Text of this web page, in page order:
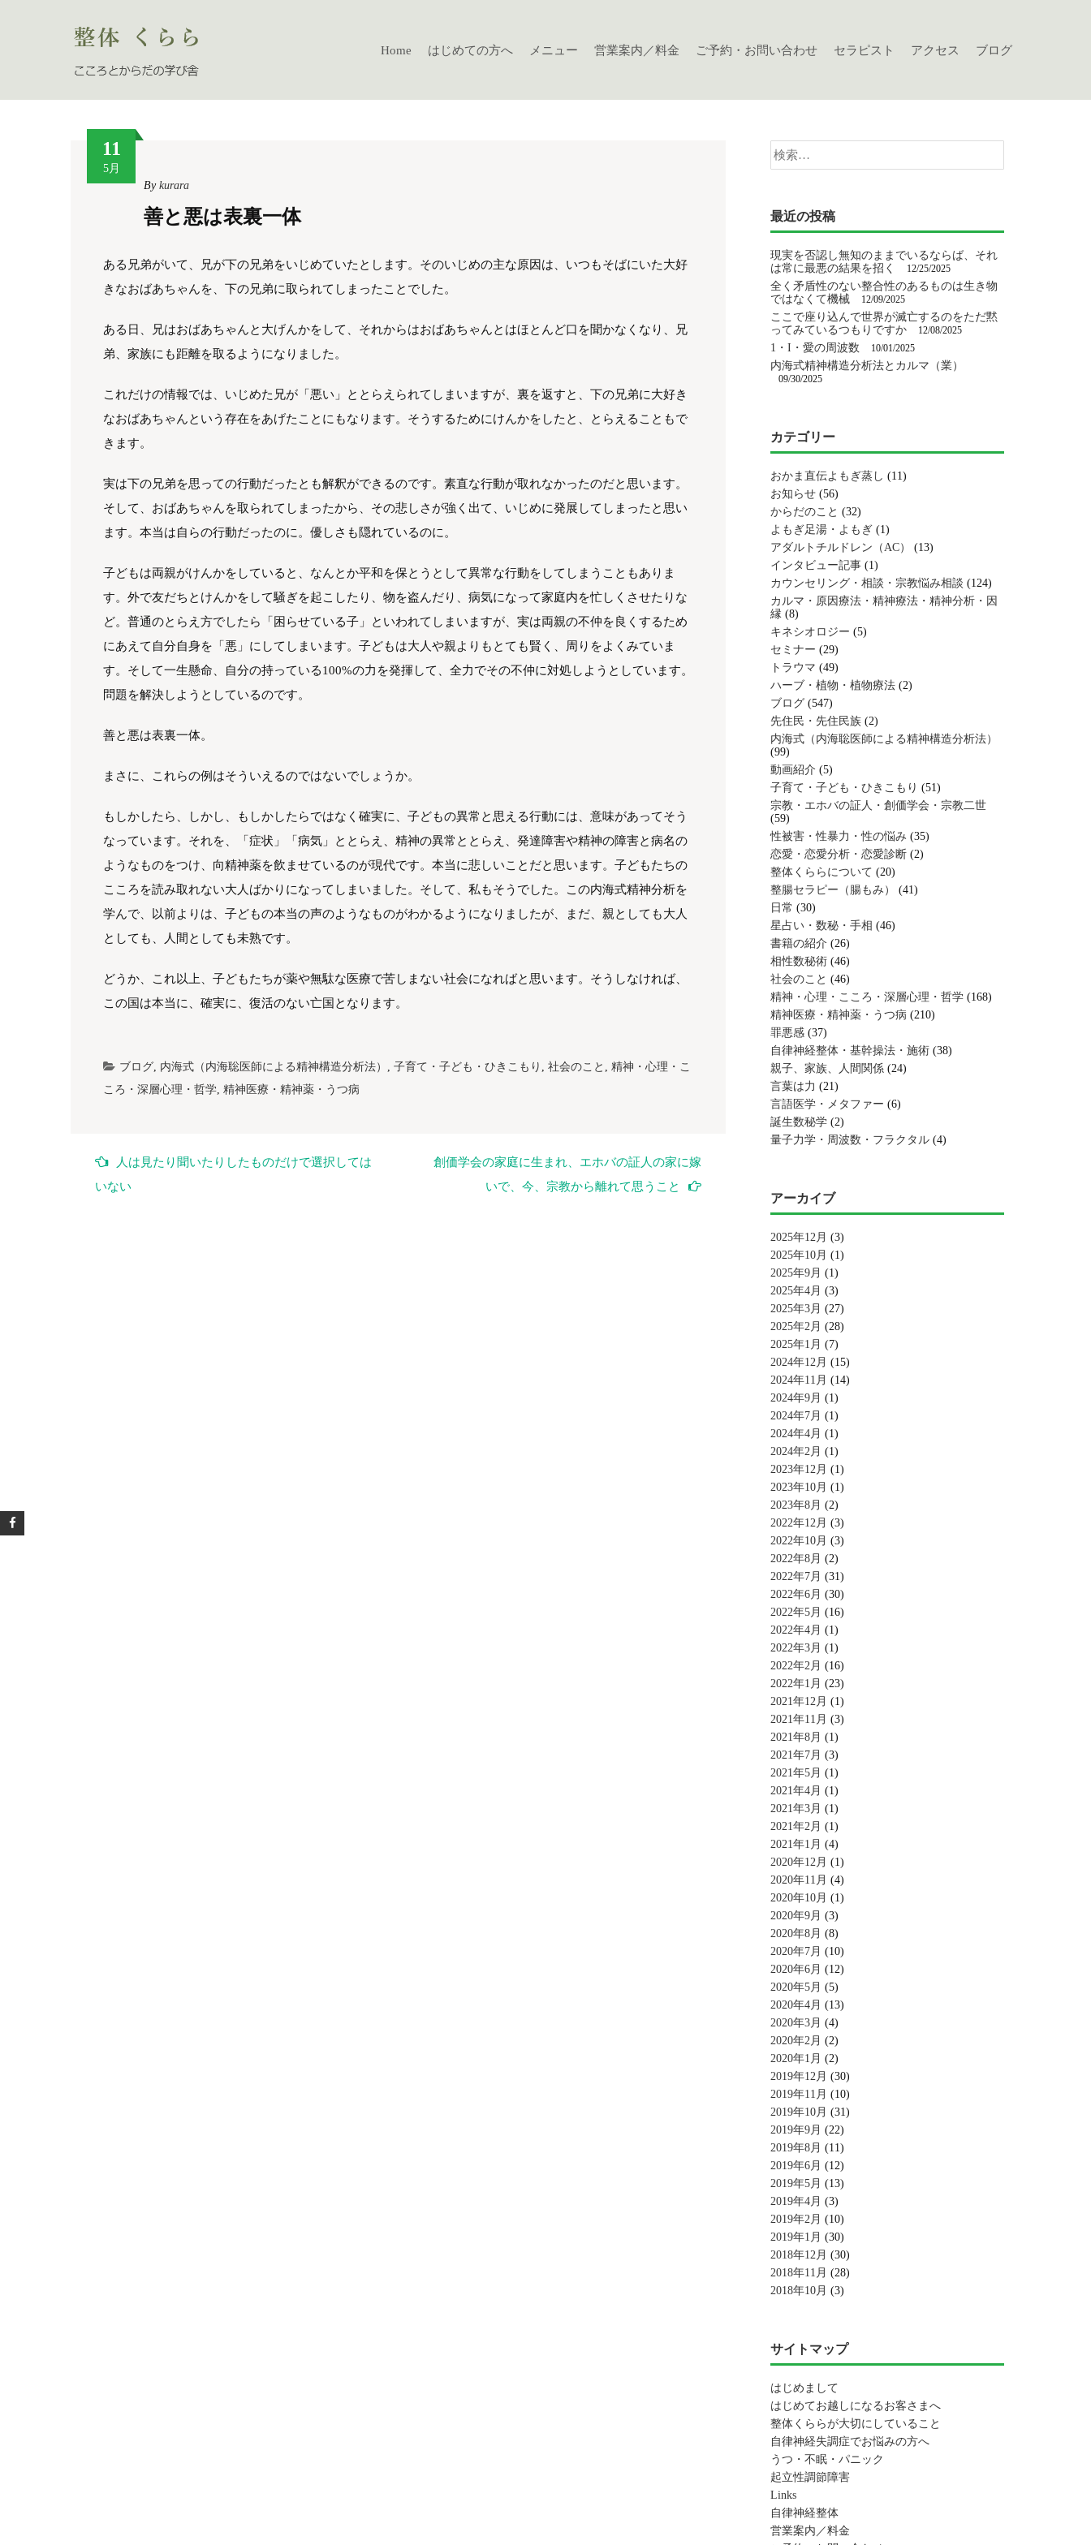
Home はじめての方へ メニュー 営業案内／料金 ご予約・お問い合わせ セラピスト アクセス ブログ
11
5月
By kurara
善と悪は表裏一体
ある兄弟がいて、兄が下の兄弟をいじめていたとします。そのいじめの主な原因は、いつもそばにいた大好
きなおばあちゃんを、下の兄弟に取られてしまったことでした。
ある日、兄はおばあちゃんと大げんかをして、それからはおばあちゃんとはほとんど口を聞かなくなり、兄
弟、家族にも距離を取るようになりました。
これだけの情報では、いじめた兄が「悪い」ととらえられてしまいますが、裏を返すと、下の兄弟に大好き
なおばあちゃんという存在をあげたことにもなります。そうするためにけんかをしたと、とらえることもで
きます。
実は下の兄弟を思っての行動だったとも解釈ができるのです。素直な行動が取れなかったのだと思います。
そして、おばあちゃんを取られてしまったから、その悲しさが強く出て、いじめに発展してしまったと思い
ます。本当は自らの行動だったのに。優しさも隠れているのに。
子どもは両親がけんかをしていると、なんとか平和を保とうとして異常な行動をしてしまうこともありま
す。外で友だちとけんかをして騒ぎを起こしたり、物を盗んだり、病気になって家庭内を忙しくさせたりな
ど。普通のとらえ方でしたら「困らせている子」といわれてしまいますが、実は両親の不仲を良くするため
にあえて自分自身を「悪」にしてしまいます。子どもは大人や親よりもとても賢く、周りをよくみていま
す。そして一生懸命、自分の持っている100%の力を発揮して、全力でその不仲に対処しようとしています。
問題を解決しようとしているのです。
善と悪は表裏一体。
まさに、これらの例はそういえるのではないでしょうか。
もしかしたら、しかし、もしかしたらではなく確実に、子どもの異常と思える行動には、意味があってそう
なっています。それを、「症状」「病気」ととらえ、精神の異常ととらえ、発達障害や精神の障害と病名の
ようなものをつけ、向精神薬を飲ませているのが現代です。本当に悲しいことだと思います。子どもたちの
こころを読み取れない大人ばかりになってしまいました。そして、私もそうでした。この内海式精神分析を
学んで、以前よりは、子どもの本当の声のようなものがわかるようになりましたが、まだ、親としても大人
としても、人間としても未熟です。
どうか、これ以上、子どもたちが薬や無駄な医療で苦しまない社会になればと思います。そうしなければ、
この国は本当に、確実に、復活のない亡国となります。
ブログ, 内海式（内海聡医師による精神構造分析法） , 子育て・子ども・ひきこもり , 社会のこと , 精神・心理・こ
ころ・深層心理・哲学, 精神医療・精神薬・うつ病
人は見たり聞いたりしたものだけで選択しては
いない
創価学会の家庭に生まれ、エホバの証人の家に嫁
いで、今、宗教から離れて思うこと
索:
最近の投稿
現実を否認し無知のままでいるならば、それ
は常に最悪の結果を招く
12/25/2025
全く矛盾性のない整合性のあるものは生き物
ではなくて機械
12/09/2025
ここで座り込んで世界が滅亡するのをただ黙
ってみているつもりですか
12/08/2025
1・I・愛の周波数 10/01/2025
内海式精神構造分析法とカルマ（業）
09/30/2025
カテゴリー
おかま直伝よもぎ蒸し (11)
お知らせ (56)
からだのこと (32)
よもぎ足湯・よもぎ (1)
アダルトチルドレン（AC）
(13)
インタビュー記事 (1)
カウンセリング・相談・宗教悩み相談 (124)
カルマ・原因療法・精神療法・精神分析・因
縁 (8)
キネシオロジー (5)
セミナー (29)
トラウマ (49)
ハーブ・植物・植物療法 (2)
ブログ (547)
先住民・先住民族 (2)
内海式（内海聡医師による精神構造分析法）
(99)
動画紹介 (5)
子育て・子ども・ひきこもり (51)
宗教・エホバの証人・創価学会・宗教二世
(59)
性被害・性暴力・性の悩み (35)
恋愛・恋愛分析・恋愛診断 (2)
整体くららについて (20)
整腸セラピー（腸もみ）
(41)
日常 (30)
星占い・数秘・手相 (46)
書籍の紹介 (26)
相性数秘術 (46)
社会のこと (46)
精神・心理・こころ・深層心理・哲学 (168)
精神医療・精神薬・うつ病 (210)
罪悪感 (37)
自律神経整体・基幹操法・施術 (38)
親子、家族、人間関係 (24)
言葉は力 (21)
言語医学・メタファー (6)
誕生数秘学 (2)
量子力学・周波数・フラクタル (4)
アーカイブ
2025年12月 (3)
2025年10月 (1)
2025年9月 (1)
2025年4月 (3)
2025年3月 (27)
2025年2月 (28)
2025年1月 (7)
2024年12月 (15)
2024年11月 (14)
2024年9月 (1)
2024年7月 (1)
2024年4月 (1)
2024年2月 (1)
2023年12月 (1)
2023年10月 (1)
2023年8月 (2)
2022年12月 (3)
2022年10月 (3)
2022年8月 (2)
2022年7月 (31)
2022年6月 (30)
2022年5月 (16)
2022年4月 (1)
2022年3月 (1)
2022年2月 (16)
2022年1月 (23)
2021年12月 (1)
2021年11月 (3)
2021年8月 (1)
2021年7月 (3)
2021年5月 (1)
2021年4月 (1)
2021年3月 (1)
2021年2月 (1)
2021年1月 (4)
2020年12月 (1)
2020年11月 (4)
2020年10月 (1)
2020年9月 (3)
2020年8月 (8)
2020年7月 (10)
2020年6月 (12)
2020年5月 (5)
2020年4月 (13)
2020年3月 (4)
2020年2月 (2)
2020年1月 (2)
2019年12月 (30)
2019年11月 (10)
2019年10月 (31)
2019年9月 (22)
2019年8月 (11)
2019年6月 (12)
2019年5月 (13)
2019年4月 (3)
2019年2月 (10)
2019年1月 (30)
2018年12月 (30)
2018年11月 (28)
2018年10月 (3)
サイトマップ
はじめまして
はじめてお越しになるお客さまへ
整体くららが大切にしていること
自律神経失調症でお悩みの方へ
うつ・不眠・パニック
起立性調節障害
Links
自律神経整体
営業案内／料金